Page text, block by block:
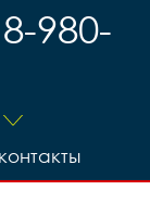
980-
контакты